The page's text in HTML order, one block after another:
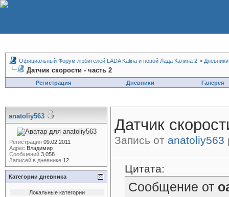
Официальный Форум любителей LADA Kalina и новой Лада Калина 2 > Дневники
Датчик скорости - часть 2
Регистрация Дневники Галерея
Датчик
Запись от anatoliy563
Цитата:
Сообщение от
anatoliy563
Регистрация 09.02.2011
Адрес Владимир
Сообщений 3,058
Записей в дневнике 12
Категории дневника
Локальные категории